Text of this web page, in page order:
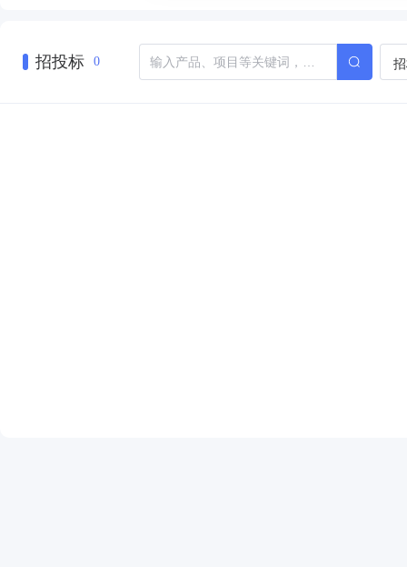
招投标 0